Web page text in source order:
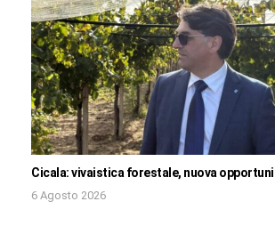
Cicala: vivaistica forestale, nuova
6 Agosto 2026